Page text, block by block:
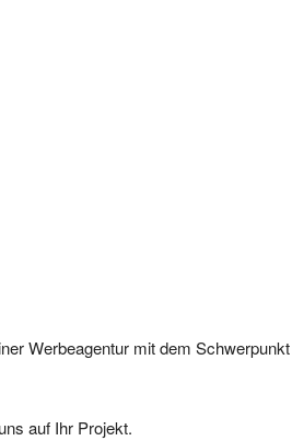
Werbeagentur mit dem
auf Ihr Projekt.